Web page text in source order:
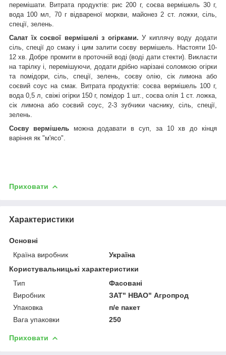
перемішати. Витрата продуктів: рис 200 г, соєва вермішель 30 г,
вода 100 мл, 70 г відвареної моркви, майонез 2 ст. ложки, сіль,
спеції, зелень.
Салат їх соєвої вермішелі з огірками. У киплячу воду додати
сіль, спеції до смаку і цим залити соєву вермішель. Настояти 10-
12 хв. Добре промити в проточній воді (воді дати стекти). Викласти
на тарілку і, перемішуючи, додати дрібно нарізані соломкою огірки
та помідори, сіль, спеції, зелень, соєву олію, сік лимона або
соєвий соус на смак. Витрата продуктів: соєва вермішель 100 г,
вода 0,5 л, свіжі огірки 150 г, помідор 1 шт., соєва олія 1 ст. ложка,
сік лимона або соєвий соус, 2-3 зубчики часнику, сіль, спеції,
зелень.
Соєву вермішельможна додавати в суп, за 10 хв до кінця
варіння як "м'ясо".
Приховати
Характеристики
Основні
Країна виробник
Україна
Користувальницькі характеристики
Тип
Фасовані
Виробник
ЗАТ" НВАО" Агропрод
Упаковка
п/е пакет
Вага упаковки
250
Приховати